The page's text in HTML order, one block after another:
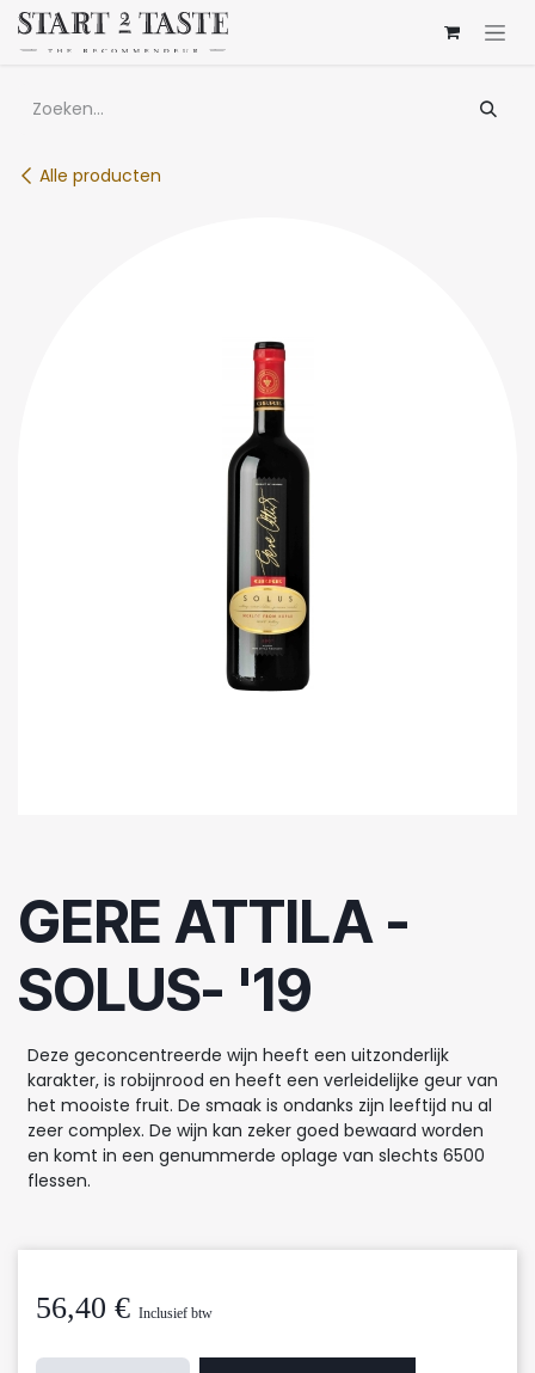
Overslaan naar inhoud
Alle producten
GERE ATTILA -
SOLUS- '19
Deze geconcentreerde wijn heeft een uitzonderlijk
karakter, is robijnrood en heeft een verleidelijke geur van
het mooiste fruit. De smaak is ondanks zijn leeftijd nu al
zeer complex. De wijn kan zeker goed bewaard worden
en komt in een genummerde oplage van slechts 6500
flessen.
56,40 € Inclusief btw